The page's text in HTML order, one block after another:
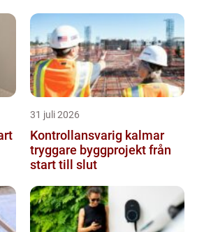
31 juli 2026
Kontrollansvarig kalmar
tryggare byggprojekt från
start till slut